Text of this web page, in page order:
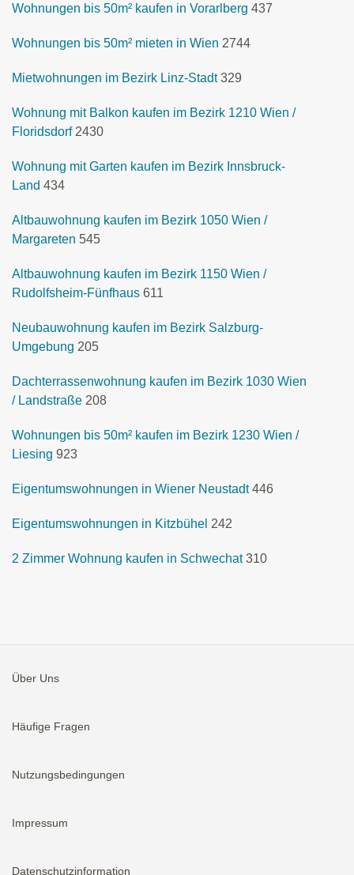
Wohnungen bis 50m² kaufen in Vorarlberg 437
Wohnungen bis 50m² mieten in Wien 2744
Mietwohnungen im Bezirk Linz-Stadt 329
Wohnung mit Balkon kaufen im Bezirk 1210 Wien /
Floridsdorf 2430
Wohnung mit Garten kaufen im Bezirk Innsbruck-
Land 434
Altbauwohnung kaufen im Bezirk 1050 Wien /
Margareten 545
Altbauwohnung kaufen im Bezirk 1150 Wien /
Rudolfsheim-Fünfhaus 611
Neubauwohnung kaufen im Bezirk Salzburg-
Umgebung 205
Dachterrassenwohnung kaufen im Bezirk 1030 Wien
/ Landstraße 208
Wohnungen bis 50m² kaufen im Bezirk 1230 Wien /
Liesing 923
Eigentumswohnungen in Wiener Neustadt 446
Eigentumswohnungen in Kitzbühel 242
2 Zimmer Wohnung kaufen in Schwechat 310
Über Uns
Häufige Fragen
Nutzungsbedingungen
Impressum
Datenschutzinformation